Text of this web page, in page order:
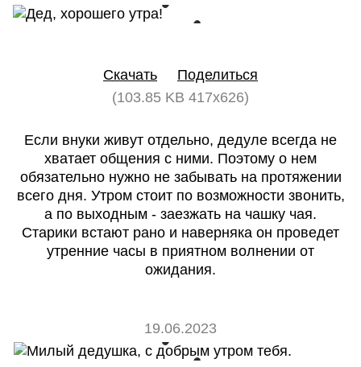
Скачать
Поделиться
(103.85 KB 417x626)
Если внуки живут отдельно, дедуле всегда не
хватает общения с ними. Поэтому о нем
обязательно нужно не забывать на протяжении
всего дня. Утром стоит по возможности звонить,
а по выходным - заезжать на чашку чая.
Старики встают рано и наверняка он проведет
утренние часы в приятном волнении от
ожидания.
19.06.2023